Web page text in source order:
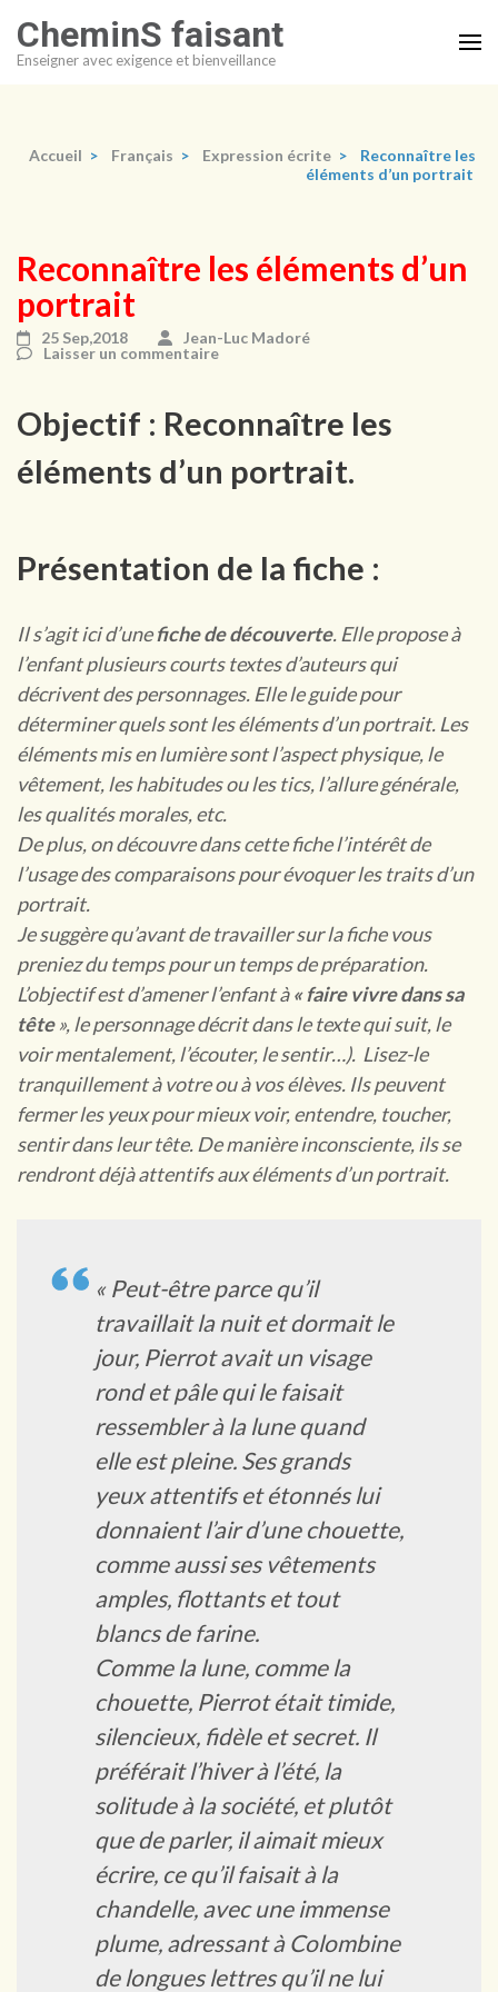
au
contenu
CheminS faisant
Enseigner avec exigence et bienveillance
Accueil > Français > Expression écrite >
Reconnaître les
éléments d’un portrait
Reconnaître les éléments d’un
portrait
25 Sep,2018
Jean-Luc Madoré
Laisser un commentaire
Objectif : Reconnaître les
éléments d’un portrait.
Présentation de la fiche :
Il s’agit ici d’unefiche de découverte. Elle propose à
l’enfant plusieurs courts textes d’auteurs qui
décrivent des personnages. Elle le guide pour
déterminer quels sont les éléments d’un portrait. Les
éléments mis en lumière sont l’aspect physique, le
vêtement, les habitudes ou les tics, l’allure générale,
les qualités morales, etc.
De plus, on découvre dans cette fiche l’intérêt de
l’usage des comparaisons pour évoquer les traits d’un
portrait.
Je suggère qu’avant de travailler sur la fiche vous
preniez du temps pour un temps de préparation.
L’objectif est d’amener l’enfant à« faire vivre dans sa
tête», le personnage décrit dans le texte qui suit, le
voir mentalement, l’écouter, le sentir…). Lisez-le
tranquillement à votre ou à vos élèves. Ils peuvent
fermer les yeux pour mieux voir, entendre, toucher,
sentir dans leur tête. De manière inconsciente, ils se
rendront déjà attentifs aux éléments d’un portrait.
« Peut-être parce qu’il
travaillait la nuit et dormait le
jour, Pierrot avait un visage
rond et pâle qui le faisait
ressembler à la lune quand
elle est pleine. Ses grands
yeux attentifs et étonnés lui
donnaient l’air d’une chouette,
comme aussi ses vêtements
amples, flottants et tout
blancs de farine.
Comme la lune, comme la
chouette, Pierrot était timide,
silencieux, fidèle et secret. Il
préférait l’hiver à l’été, la
solitude à la société, et plutôt
que de parler, il aimait mieux
écrire, ce qu’il faisait à la
chandelle, avec une immense
plume, adressant à Colombine
de longues lettres qu’il ne lui